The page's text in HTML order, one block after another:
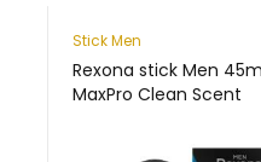
Stick Men
Rexona stick Men
MaxPro Clean Scent